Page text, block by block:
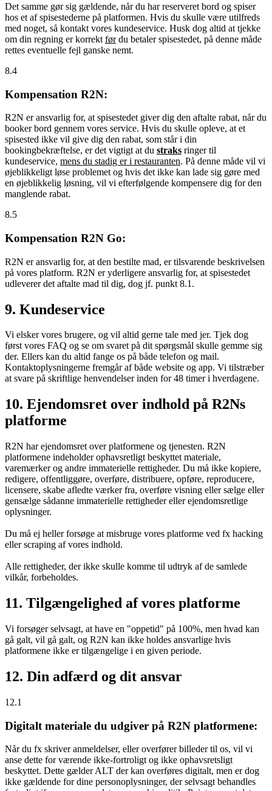
Det samme gør sig gældende, når du har reserveret bord og spiser
hos et af spisestederne på platformen. Hvis du skulle være utilfreds
med noget, så kontakt vores kundeservice. Husk dog altid at tjekke
om din regning er korrekt førdu betaler spisestedet, på denne måde
rettes eventuelle fejl ganske nemt.
8.4
Kompensation R2N:
R2N er ansvarlig for, at spisestedet giver dig den aftalte rabat, når du
booker bord gennem vores service. Hvis du skulle opleve, at et
spisested ikke vil give dig den rabat, som står i din
bookingbekræftelse, er det vigtigt at du straks ringer til
kundeservice, mens du stadig er i restauranten. På denne måde vil vi
øjeblikkeligt løse problemet og hvis det ikke kan lade sig gøre med
en øjeblikkelig løsning, vil vi efterfølgende kompensere dig for den
manglende rabat.
8.5
Kompensation R2N Go:
R2N er ansvarlig for, at den bestilte mad, er tilsvarende beskrivelsen
på vores platform. R2N er yderligere ansvarlig for, at spisestedet
udleverer det aftalte mad til dig, dog jf. punkt 8.1.
9. Kundeservice
Vi elsker vores brugere, og vil altid gerne tale med jer. Tjek dog
først vores FAQ og se om svaret på dit spørgsmål skulle gemme sig
der. Ellers kan du altid fange os på både telefon og mail.
Kontaktoplysningerne fremgår af både website og app. Vi tilstræber
at svare på skriftlige henvendelser inden for 48 timer i hverdagene.
10. Ejendomsret over indhold på R2Ns
platforme
R2N har ejendomsret over platformene og tjenesten. R2N
platformene indeholder ophavsretligt beskyttet materiale,
varemærker og andre immaterielle rettigheder. Du må ikke kopiere,
redigere, offentliggøre, overføre, distribuere, opføre, reproducere,
licensere, skabe afledte værker fra, overføre visning eller sælge eller
gensælge sådanne immaterielle rettigheder eller ejendomsretlige
oplysninger.
Du må ej heller forsøge at misbruge vores platforme ved fx hacking
eller scraping af vores indhold.
Alle rettigheder, der ikke skulle komme til udtryk af de samlede
vilkår, forbeholdes.
11. Tilgængelighed af vores platforme
Vi forsøger selvsagt, at have en "oppetid" på 100%, men hvad kan
gå galt, vil gå galt, og R2N kan ikke holdes ansvarlige hvis
platformene ikke er tilgængelige i en given periode.
12. Din adfærd og dit ansvar
12.1
Digitalt materiale du udgiver på R2N platformene:
Når du fx skriver anmeldelser, eller overfører billeder til os, vil vi
anse dette for værende ikke-fortroligt og ikke ophavsretsligt
beskyttet. Dette gælder ALT der kan overføres digitalt, men er dog
ikke gældende for dine personoplysninger, der selvsagt behandles